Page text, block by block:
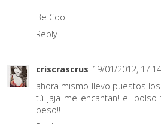
Be Cool
Reply
criscrascrus 19/01/2012, 17:14
ahora mismo llevo puestos
tú jaja me encantan! el
beso!!